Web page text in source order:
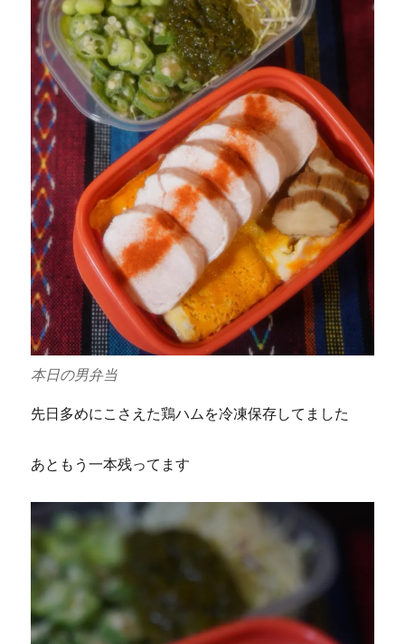
本日の男弁当
先日多めにこさえた鶏ハムを冷凍保存してました
あともう一本残ってます